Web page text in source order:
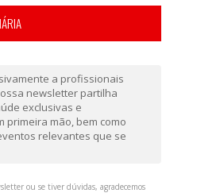
a profissionais
newsletter partilha
exclusivas e
primeira mão, bem como
relevantes que se
ou se tiver dúvidas, agradecemos